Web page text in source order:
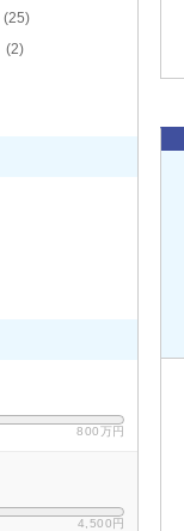
(25)
(2)
800万円
4,500円